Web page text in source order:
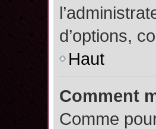
d’options,
Haut
Comment
Comme